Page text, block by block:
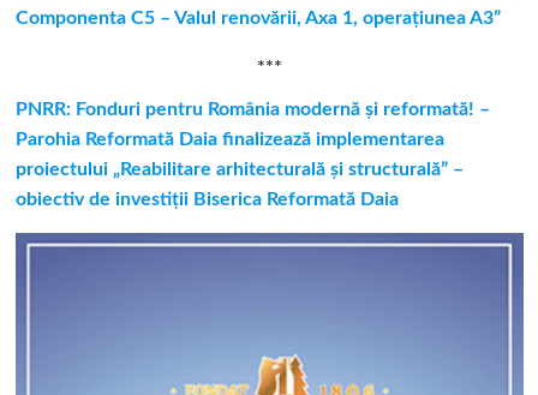
Componenta C5 – Valul renovării, Axa 1, operaţiunea A3”
***
PNRR: Fonduri pentru România modernă și reformată! –
Parohia Reformată Daia finalizează implementarea
proiectului „Reabilitare arhitecturală și structurală” –
obiectiv de investiții Biserica Reformată Daia